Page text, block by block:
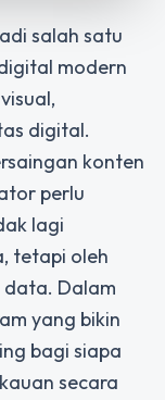
salah satu
modern
digital.
konten
perlu
lagi
tetapi oleh
Dalam
yang bikin
bagi siapa
secara